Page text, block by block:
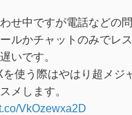
せ中ですが電話などの
ルかチャットのみでレ
いです。
を使う際はやはり超メジ
メします。
VkOzewxa2D